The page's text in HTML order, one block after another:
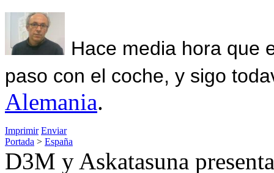
Hace media hora que
paso con el coche, y sigo
Alemania.
Imprimir Enviar
Portada > España
D3M y Askatasuna